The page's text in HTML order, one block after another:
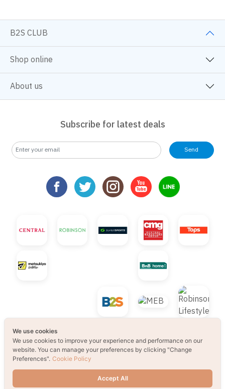
B2S CLUB
Shop online
About us
Subscribe for latest deals
Send
© 2021 B2S CLUB, All rights reserved. Web
Design by
We use cookies
We use cookies to improve your experience and performance on our
website. You can manage your preferences by clicking "Change
Preferences". Cookie Policy
Accept All